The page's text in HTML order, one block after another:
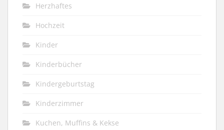
Herzhaftes
Hochzeit
Kinder
Kinderbücher
Kindergeburtstag
Kinderzimmer
Kuchen, Muffins & Kekse